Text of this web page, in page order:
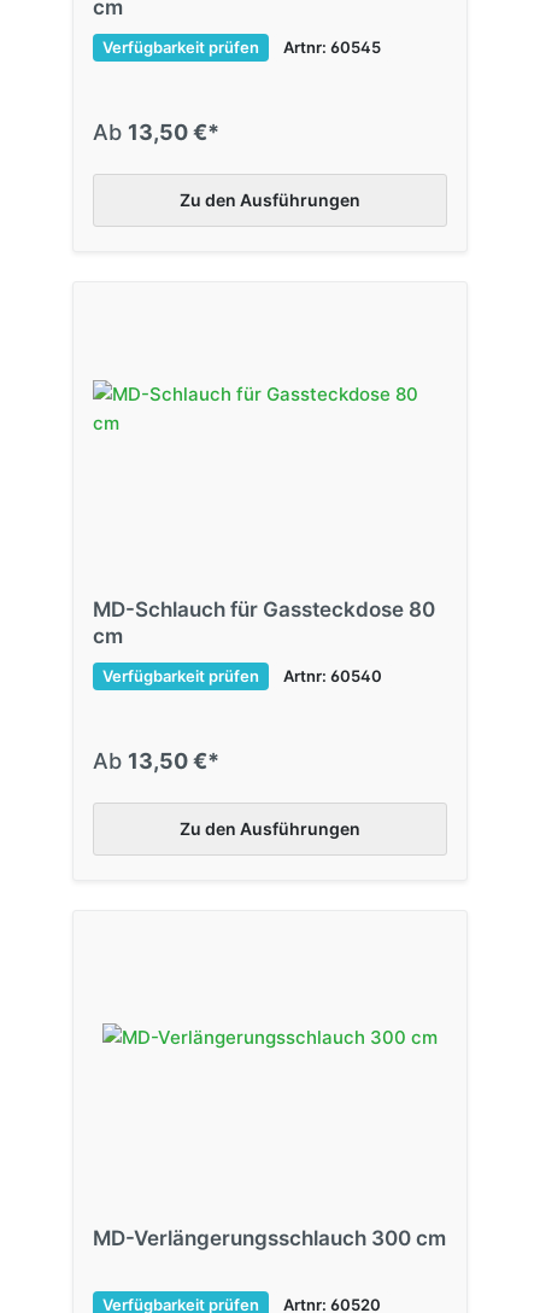
cm
Verfügbarkeit prüfen Artnr: 60545
Ab 13,50 €*
Zu den Ausführungen
MD-Schlauch für Gassteckdose 80
cm
Verfügbarkeit prüfen Artnr: 60540
Ab 13,50 €*
Zu den Ausführungen
MD-Verlängerungsschlauch 300 cm
Verfügbarkeit prüfen Artnr: 60520